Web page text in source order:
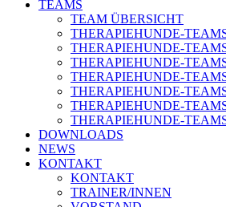
TEAMS
TEAM ÜBERSICHT
THERAPIEHUNDE-
THERAPIEHUNDE-
THERAPIEHUNDE-
THERAPIEHUNDE-
THERAPIEHUNDE-
THERAPIEHUNDE-
THERAPIEHUNDE-
DOWNLOADS
NEWS
KONTAKT
KONTAKT
TRAINER/INNEN